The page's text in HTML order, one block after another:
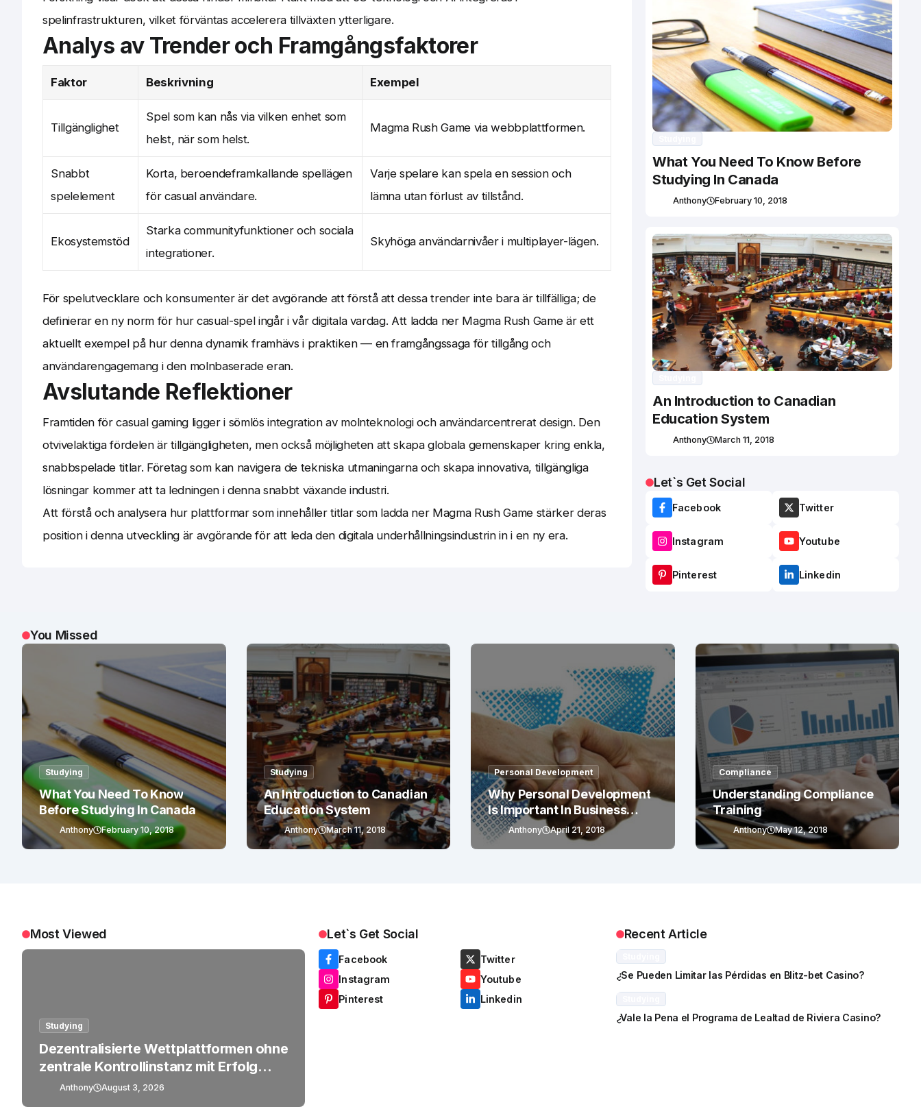
spelinfrastrukturen, vilket förväntas accelerera tillväxten ytterligare.
Analys av Trender och Framgångsfaktorer
Faktor Beskrivning Exempel
Tillgänglighet
Spel som kan nås via vilken enhet som
helst, när som helst.
Magma Rush Game via webbplattformen.
Snabbt
spelelement
Korta, beroendeframkallande spellägen
för casual användare.
Varje spelare kan spela en session och
lämna utan förlust av tillstånd.
Ekosystemstöd
Starka communityfunktioner och sociala
integrationer.
Skyhöga användarnivåer i multiplayer-lägen.
För spelutvecklare och konsumenter är det avgörande att förstå att dessa trender inte bara är tillfälliga; de
definierar en ny norm för hur casual-spel ingår i vår digitala vardag. Att ladda ner Magma Rush Game är ett
aktuellt exempel på hur denna dynamik framhävs i praktiken — en framgångssaga för tillgång och
användarengagemang i den molnbaserade eran.
Avslutande Reflektioner
Framtiden för casual gaming ligger i sömlös integration av molnteknologi och användarcentrerat design. Den
otvivelaktiga fördelen är tillgängligheten, men också möjligheten att skapa globala gemenskaper kring enkla,
snabbspelade titlar. Företag som kan navigera de tekniska utmaningarna och skapa innovativa, tillgängliga
lösningar kommer att ta ledningen i denna snabbt växande industri.
Att förstå och analysera hur plattformar som innehåller titlar som ladda ner Magma Rush Game stärker deras
position i denna utveckling är avgörande för att leda den digitala underhållningsindustrin in i en ny era.
What You Need To Know Before
Studying In Canada
Anthony February 10, 2018
An Introduction to Canadian
Education System
Anthony March 11, 2018
Let`s Get Social
Facebook Twitter
Instagram Youtube
Pinterest Linkedin
You Missed
Studying
What You Need To Know
Before Studying In Canada
Anthony February 10, 2018
Studying
An Introduction to Canadian
Education System
Anthony March 11, 2018
Personal Development
Why Personal Development
Is Important In Business
Success
Anthony April 21, 2018
Compliance
Understanding Compliance
Training
Anthony May 12, 2018
Most Viewed
Studying
Dezentralisierte Wettplattformen ohne
zentrale Kontrollinstanz mit Erfolg
betreiben
Anthony August 3, 2026
Let`s Get Social
Facebook
Twitter
Instagram
Youtube
Pinterest
Linkedin
Recent Article
¿Se Pueden Limitar las Pérdidas en Blitz-bet Casino?
¿Vale la Pena el Programa de Lealtad de Riviera Casino?